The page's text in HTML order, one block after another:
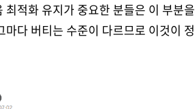
적화 유지가 중요한 분들은 이 부분을
다 버티는 수준이 다르므로 이것이 정